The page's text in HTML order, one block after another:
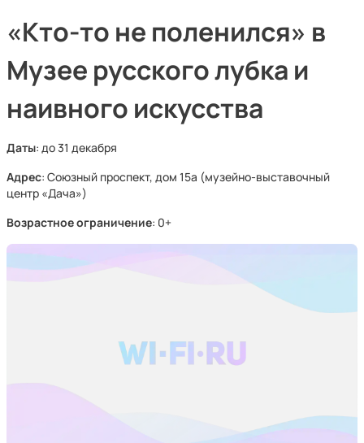
«Кто-то не поленился» в
Музее русского лубка и
наивного искусства
Даты: до 31 декабря
Адрес: Союзный проспект, дом 15а (музейно-выставочный
центр «Дача»)
Возрастное ограничение: 0+